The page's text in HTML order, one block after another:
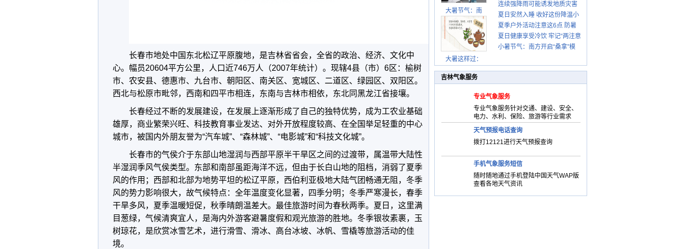
长春市地处中国东北松辽平原腹地，是吉林省省会，全省的政治、经济、文化中
心。幅员20604平方公里，人口近746万人（2007年统计）。现辖4县（市）6区：榆树
市、农安县、德惠市、九台市、朝阳区、南关区、宽城区、二道区、绿园区、双阳区。
西北与松原市毗邻，西南和四平市相连，东南与吉林市相依，东北同黑龙江省接壤。
长春经过不断的发展建设，在发展上逐渐形成了自己的独特优势，成为工农业基础
雄厚，商业繁荣兴旺、科技教育事业发达、对外开放程度较高、在全国举足轻重的中心
城市，被国内外朋友誉为“汽车城”、“森林城”、“电影城”和“科技文化城”。
长春市的气侯介于东部山地湿润与西部平原半干旱区之间的过渡带，属温带大陆性
半湿润季风气侯类型。东部和南部虽距海洋不远，但由于长白山地的阻档，消弱了夏季
风的作用；西部和北部为地势平坦的松辽平原，西伯利亚极地大陆气团畅通无阻，冬季
风的势力影响很大，故气候特点：全年温度变化显著，四季分明；冬季严寒漫长，春季
干旱多风，夏季温暖短促，秋季晴朗温差大。最佳旅游时间为春秋两季。夏日，这里满
目葱绿，气候清爽宜人，是海内外游客避暑度假和观光旅游的胜地。冬季银妆素裹，玉
树琼花，是欣赏冰雪艺术，进行滑雪、滑冰、高台冰坡、冰帆、雪橇等旅游活动的佳
境。
大暑节气：南
大暑这样过：
示请收好
连续强降雨可能诱发地质灾害
这些前兆要知道
夏日安然入睡 收好这份降温小
贴士
夏季户外活动注意这6点 防暑
健身两不误
夏日健康享受冷饮 牢记“两注意
一控制”
小暑节气：南方开启“桑拿”模
吉林气象服务
专业气象服务
专业气象服务针对交通、建设、安全、
电力、水利、保险、旅游等行业需求
天气预报电话查询
拨打12121进行天气预报查询
手机气象服务短信
随时随地通过手机登陆中国天气WAP版
查看各地天气资讯